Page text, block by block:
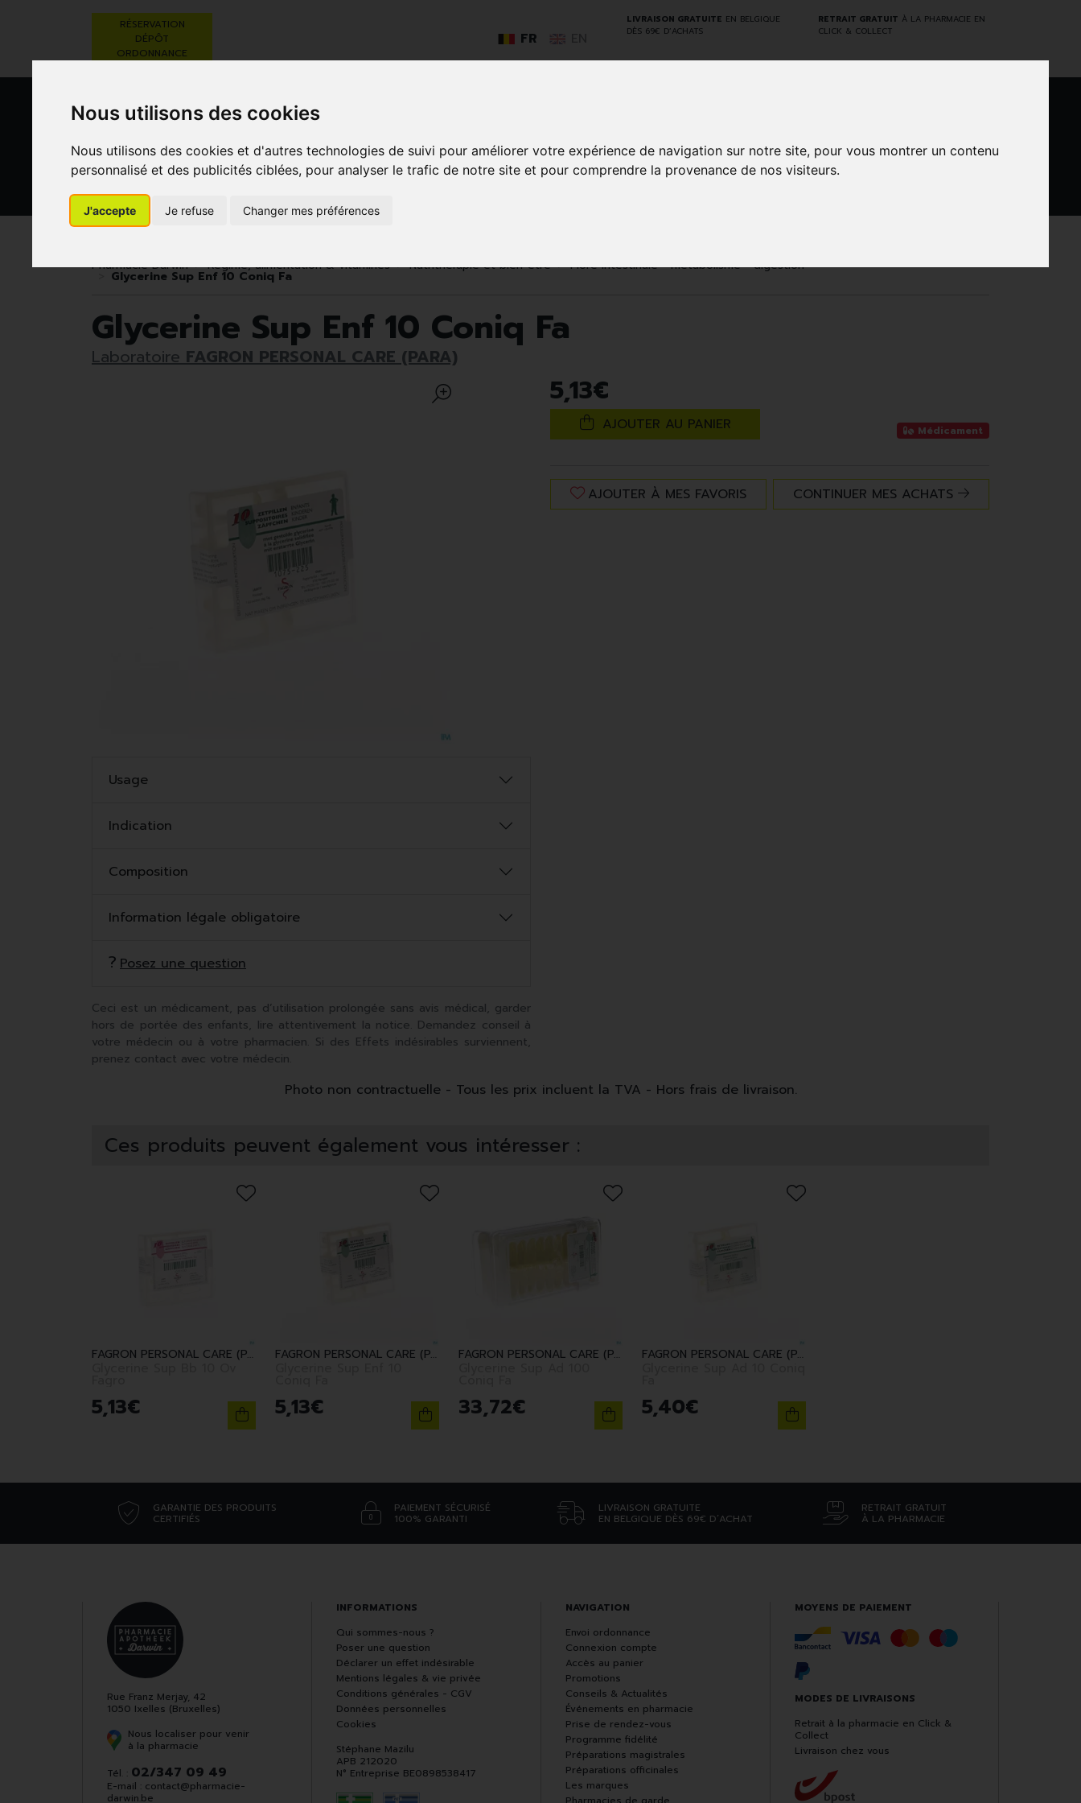
Nous utilisons des cookies
Nous utilisons des cookies et d'autres technologies de suivi pour améliorer votre expérience de navigation sur notre site, pour vous montrer un contenu
personnalisé et des publicités ciblées, pour analyser le trafic de notre site et pour comprendre la provenance de nos visiteurs.
J'accepte Je refuse Changer mes préférences
LIVRAISON GRATUITE EN BELGIQUE
DÈS 69€ D’ACHATS
RETRAIT GRATUIT À LA PHARMACIE EN
CLICK & COLLECT
FR
RÉSERVATION
DÉPÔT
ORDONNANCE
GO
BEAUTÉ,
SOINS ET
RÉGIME,
GROSSESSE
50+
Pharmacie Darwin Régime, alimentation & vitamines Nutrithérapie et bien-être Flore intestinale - métabolisme - digestion
Glycerine Sup Enf 10 Coniq Fa
Glycerine Sup Enf 10 Coniq Fa
Laboratoire FAGRON PERSONAL CARE (PARA)
5,13€
AJOUTER AU PANIER Médicament
AJOUTER À MES FAVORIS CONTINUER MES ACHATS
Usage
Indication
Composition
Information légale obligatoire
Posez une question
Ceci est un médicament, pas d’utilisation prolongée sans avis médical, garder
hors de portée des enfants, lire attentivement la notice. Demandez conseil à
votre médecin ou à votre pharmacien. Si des Effets indésirables surviennent,
prenez contact avec votre médecin.
Photo non contractuelle - Tous les prix incluent la TVA - Hors frais de livraison.
Ces produits peuvent également vous intéresser :
FAGRON PERSONAL CARE (PARA)
5,13€
FAGRON PERSONAL CARE (PARA)
5,13€
FAGRON PERSONAL CARE (PARA)
33,72€
FAGRON PERSONAL CARE (PARA)
5,40€
GARANTIE DES PRODUITS
CERTIFIÉS
PAIEMENT SÉCURISÉ
100% GARANTI
LIVRAISON GRATUITE
EN BELGIQUE DÈS 69€ D’ACHAT
RETRAIT GRATUIT
À LA PHARMACIE
Rue Franz Merjay, 42
1050 Ixelles (Bruxelles)
Nous localiser pour venir
à la pharmacie
Tél. : 02/347 09 49
E-mail : contact@pharmacie-
darwin.be
INFORMATIONS
Qui sommes-nous ?
Poser une question
Déclarer un effet indésirable
Mentions légales & vie privée
Conditions générales - CGV
Données personnelles
Cookies
Stéphane Mazilu
APB 212020
N° Entreprise BE0898538417
NAVIGATION
Envoi ordonnance
Connexion compte
Accès au panier
Promotions
Conseils & Actualités
Événements en pharmacie
Prise de rendez-vous
Programme fidélité
Préparations magistrales
Préparations officinales
Les marques
MOYENS DE PAIEMENT
MODES DE LIVRAISONS
Retrait à la pharmacie en Click &
Collect
Livraison chez vous